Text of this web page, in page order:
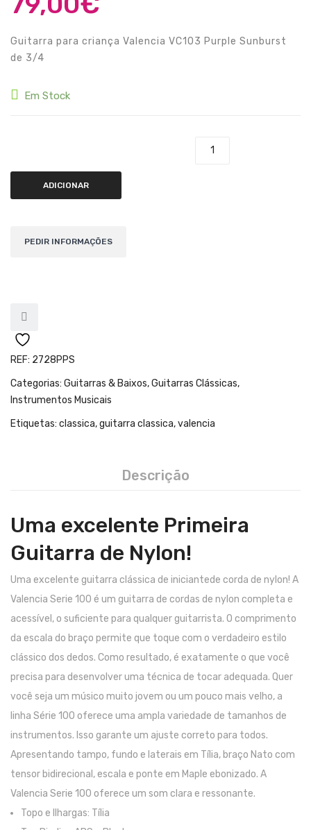
Amplificadores Baixo
Amplificadores Guitarra
Estojos / Sacos
Pianos Digitais
BATERIA & PERCURSÃO
Baterias Acústicas
Baquetas
Percursão
Cajons
Acessórios
Flautas Transversais
Saxofones
Trompetes
Guitarra para criança Valencia VC103 Purple Sunburst
de 3/4
Em Stock
ADICIONAR
REF: 2728PPS
Categorias: Guitarras & Baixos,Guitarras Clássicas,
Instrumentos Musicais
Etiquetas: classica,guitarra classica,valencia
Descrição
Uma excelente Primeira
Guitarra de Nylon!
Uma excelente guitarra clássica de iniciantede corda de nylon! A
Valencia Serie 100 é um guitarra de cordas de nylon completa e
acessível, o suficiente para qualquer guitarrista. O comprimento
da escala do braço permite que toque com o verdadeiro estilo
clássico dos dedos. Como resultado, é exatamente o que você
precisa para desenvolver uma técnica de tocar adequada. Quer
você seja um músico muito jovem ou um pouco mais velho, a
linha Série 100 oferece uma ampla variedade de tamanhos de
instrumentos. Isso garante um ajuste correto para todos.
Apresentando tampo, fundo e laterais em Tília, braço Nato com
tensor bidirecional, escala e ponte em Maple ebonizado. A
Valencia Serie 100 oferece um som clara e ressonante.
Topo e Ilhargas: Tília